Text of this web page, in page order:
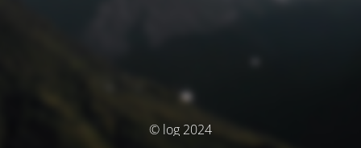
© log 2024